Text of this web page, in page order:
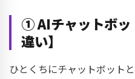
① AIチャットボッ
違い】
ひとくちにチャットボット